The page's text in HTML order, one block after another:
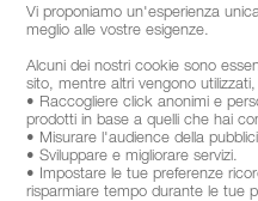
Vi proponiamo un'esperienza
meglio alle vostre esigenze.
Alcuni dei nostri cookie sono
sito, mentre altri vengono
• Raccogliere click anonimi e
prodotti in base a quelli che hai
• Misurare l'audience della
• Sviluppare e migliorare servizi.
• Impostare le tue preferenze
risparmiare tempo durante le tue